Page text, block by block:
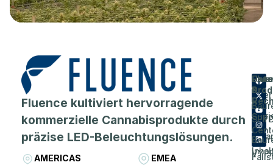
Fluence kultiviert hervorragende
kommerzielle Cannabisprodukte durch
präzise LED-Beleuchtungslösungen.
AMERICAS
EMEA
Über
&